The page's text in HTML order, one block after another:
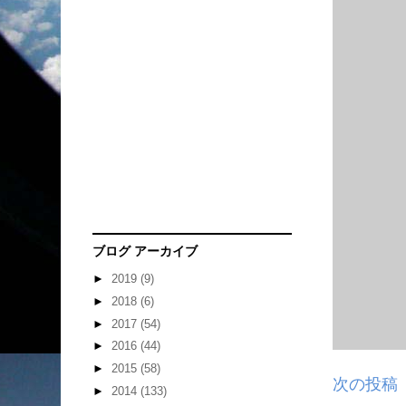
次の投稿
ブログ アーカイブ
► 2019 (9)
► 2018 (6)
► 2017 (54)
► 2016 (44)
► 2015 (58)
► 2014 (133)